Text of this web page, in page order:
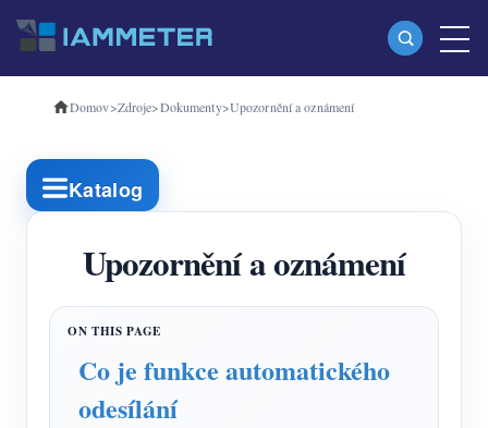
produkty
Jednofázový Wi-Fi měřič energie (WEM3080)
Třífázový Wi-Fi měřič energie (WEM3080T)
Třífázový Wi-Fi měřič energie (WEM3046T)
WiFi Power Controller
IAMMETER Cloud Pro
Samoobslužná hostingová služba
Domov>Zdroje>Dokumenty>Upozornění a oznámení
Katalog
Upozornění a oznámení
Co je funkce automatického
odesílání